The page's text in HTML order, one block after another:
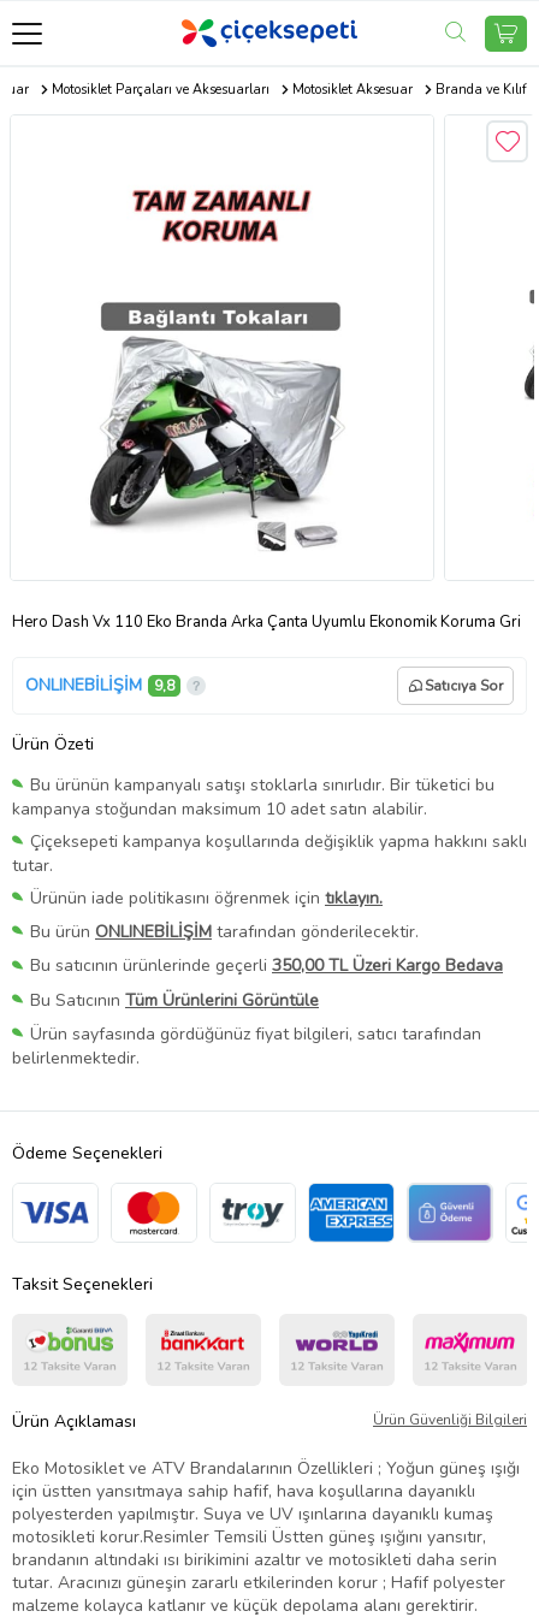
Motosiklet Parçaları ve Aksesuarları Motosiklet Aksesuar Branda ve Kılıf
Hero Dash Vx 110 Eko Branda Arka Çanta Uyumlu Ekonomik Koruma Gri
ONLINEBİLİŞİM 9,8 Satıcıya Sor
Ürün Özeti
Bu ürünün kampanyalı satışı stoklarla sınırlıdır. Bir tüketici bu
kampanya stoğundan maksimum 10 adet satın alabilir.
Çiçeksepeti kampanya koşullarında değişiklik yapma hakkını saklı
tutar.
Ürünün iade politikasını öğrenmek için tıklayın.
Bu ürün ONLINEBİLİŞİM tarafından gönderilecektir.
Bu satıcının ürünlerinde geçerli 350,00 TL Üzeri Kargo Bedava
Bu Satıcının Tüm Ürünlerini Görüntüle
Ürün sayfasında gördüğünüz fiyat bilgileri, satıcı tarafından
belirlenmektedir.
Ödeme Seçenekleri
Taksit Seçenekleri
Ürün Açıklaması Ürün Güvenliği Bilgileri
Eko Motosiklet ve ATV Brandalarının Özellikleri ; Yoğun güneş ışığı
için üstten yansıtmaya sahip hafif, hava koşullarına dayanıklı
polyesterden yapılmıştır. Suya ve UV ışınlarına dayanıklı kumaş
motosikleti korur.Resimler Temsili Üstten güneş ışığını yansıtır,
brandanın altındaki ısı birikimini azaltır ve motosikleti daha serin
tutar. Aracınızı güneşin zararlı etkilerinden korur ; Hafif polyester
malzeme kolayca katlanır ve küçük depolama alanı gerektirir.